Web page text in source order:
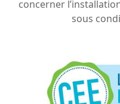
concerner
sous